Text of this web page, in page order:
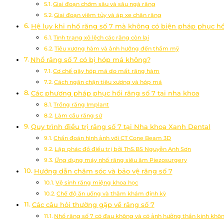
Giai đoạn chớm sâu và sâu ngà răng
Giai đoạn viêm tủy và áp xe chân răng
Hệ lụy khi nhổ răng số 7 mà không có biện pháp phục
Tình trạng xô lệch các răng còn lại
Tiêu xương hàm và ảnh hưởng đến thẩm mỹ
Nhổ răng số 7 có bị hóp má không?
Cơ chế gây hóp má do mất răng hàm
Cách ngăn chặn tiêu xương và hóp má
Các phương pháp phục hồi răng số 7 tại nha khoa
Trồng răng Implant
Làm cầu răng sứ
Quy trình điều trị răng số 7 tại Nha khoa Xanh Dental
Chẩn đoán hình ảnh với CT Cone Beam 3D
Lập phác đồ điều trị bởi ThS.BS Nguyễn Anh Sơn
Ứng dụng máy nhổ răng siêu âm Piezosurgery
Hướng dẫn chăm sóc và bảo vệ răng số 7
Vệ sinh răng miệng khoa học
Chế độ ăn uống và thăm khám định kỳ
Các câu hỏi thường gặp về răng số 7
Nhổ răng số 7 có đau không và có ảnh hưởng thần kinh